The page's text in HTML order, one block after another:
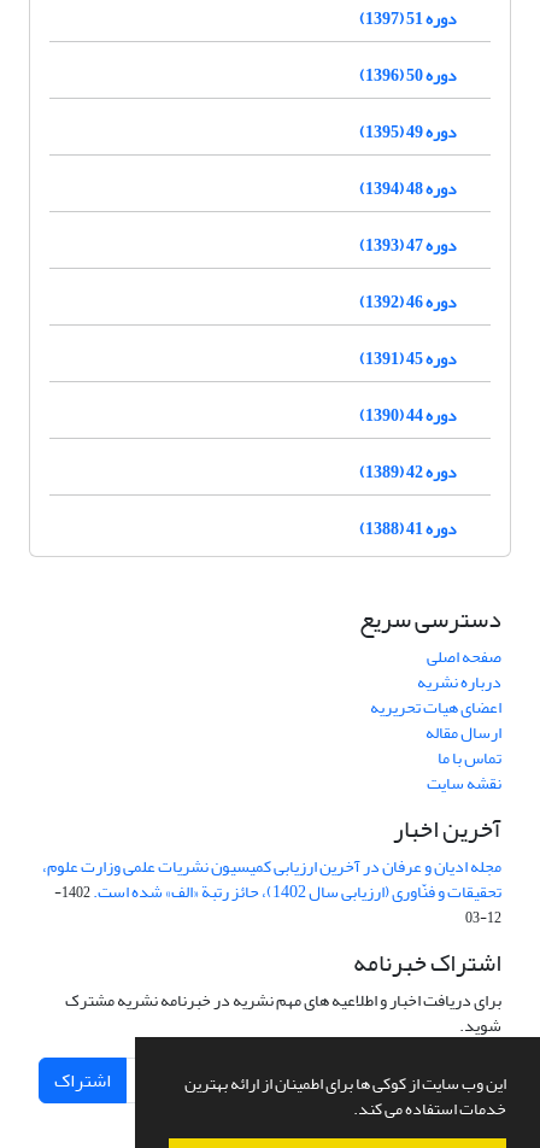
این وب سایت از کوکی ها برای اطمینان از ارائه بهترین
خدمات استفاده می کند.
دوره 51 (1397)
دوره 50 (1396)
دوره 49 (1395)
دوره 48 (1394)
دوره 47 (1393)
دوره 46 (1392)
دوره 45 (1391)
دوره 44 (1390)
دوره 42 (1389)
دوره 41 (1388)
دسترسی سریع
صفحه اصلی
درباره نشریه
اعضای هیات تحریریه
ارسال مقاله
تماس با ما
نقشه سایت
آخرین اخبار
مجله ادیان و عرفان در آخرین ارزیابی کمیسیون نشریات علمی وزارت علوم،
تحقیقات و فنّاوری (ارزیابی سال 1402)، حائز رتبة «الف» شده است.
1402-
12-03
اشتراک خبرنامه
برای دریافت اخبار و اطلاعیه های مهم نشریه در خبرنامه نشریه مشترک
شوید.
اشتراک